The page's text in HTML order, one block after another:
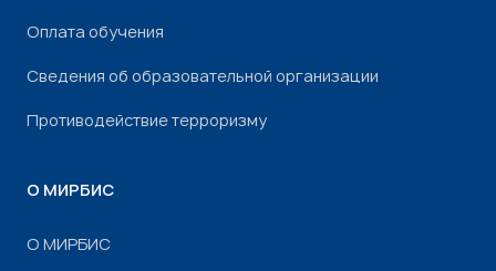
Оплата обучения
Сведения об образовательной организации
Противодействие терроризму
О МИРБИС
О МИРБИС